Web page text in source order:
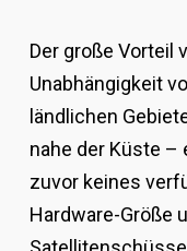
Der große Vorteil
Unabhängigkeit
ländlichen
nahe der Küste –
zuvor keines
Hardware-Größe